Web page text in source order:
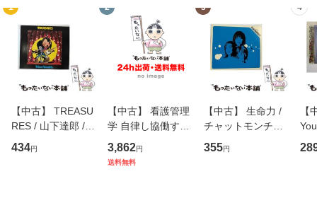
1
【中古】 TREASU
RES / 山下達郎 /
イーストウエス
ト・ジャパン [CD]
434円
2
【中古】 看護管理
学 自律し協働する
専門職の看護マネ
ジメントスキル 改
3,862円
送料無料
3
【中古】 生命力 /
チャットモンチー /
キューンレコード
[CD]【メール便送
355円
4
【
のが